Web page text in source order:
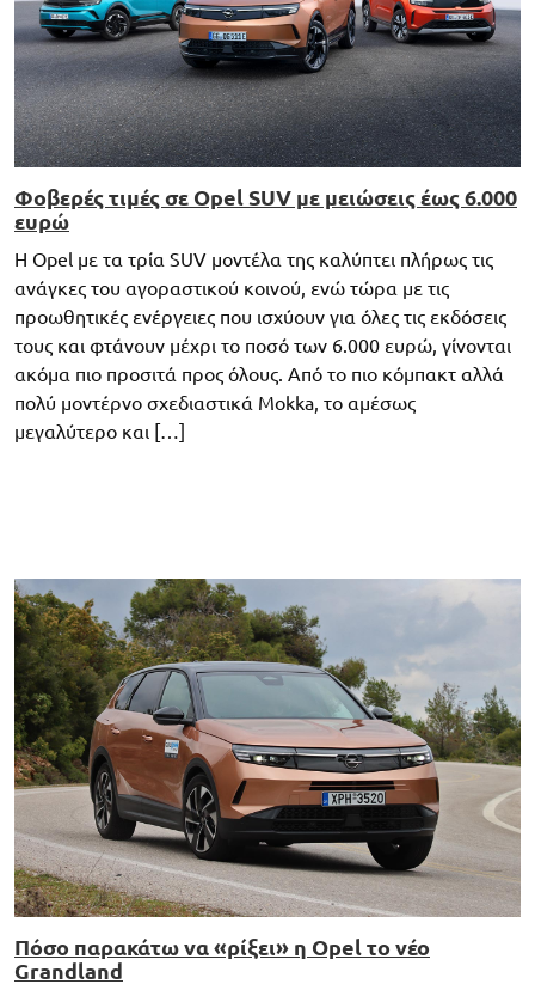
Φοβερές τιμές σε Opel SUV με μειώσεις έως 6.000
ευρώ
Η Opel με τα τρία SUV μοντέλα της καλύπτει πλήρως τις
ανάγκες του αγοραστικού κοινού, ενώ τώρα με τις
προωθητικές ενέργειες που ισχύουν για όλες τις εκδόσεις
τους και φτάνουν μέχρι το ποσό των 6.000 ευρώ, γίνονται
ακόμα πιο προσιτά προς όλους. Από το πιο κόμπακτ αλλά
πολύ μοντέρνο σχεδιαστικά Mokka, το αμέσως
μεγαλύτερο και […]
Πόσο παρακάτω να «ρίξει» η Opel το νέο
Grandland